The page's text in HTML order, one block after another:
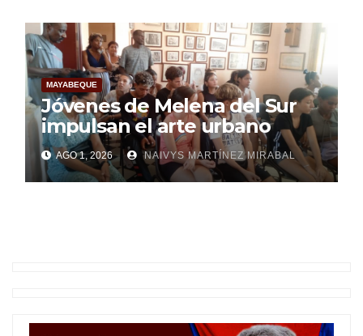
MAYABEQUE
Jóvenes de Melena del Sur
impulsan el arte urbano
AGO 1, 2026 NAIVYS MARTÍNEZ MIRABAL